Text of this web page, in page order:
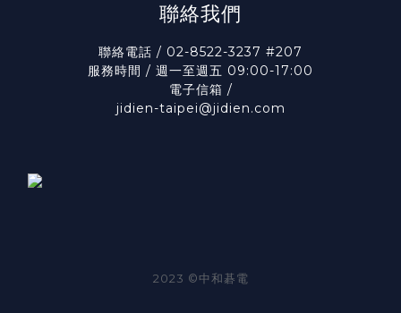
聯絡我們
聯絡電話 / 02-8522-3237 #207
服務時間 / 週一至週五 09:00-17:00
電子信箱 /
jidien-taipei@jidien.com
2023 ©中和碁電